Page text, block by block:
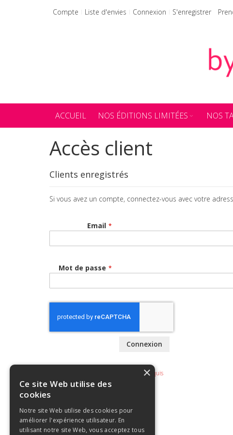
Allez
Compte Liste d'envies Connexion S'enregistrer
ACCUEIL NOS ÉDITIONS LIMITÉES NOS
Accès client
Clients enregistrés
Si vous avez un compte, connectez-vous avec votre
Email
Mot de passe
Connexion
×
Ce site Web utilise des
cookies
Notre site Web utilise des cookies pour
améliorer l'expérience utilisateur. En
utilisant notre site Web, vous acceptez tous